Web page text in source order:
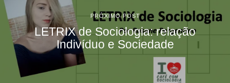
PRÓXIMO POST
LETRIX de Sociologia: relação
Indivíduo e Sociedade